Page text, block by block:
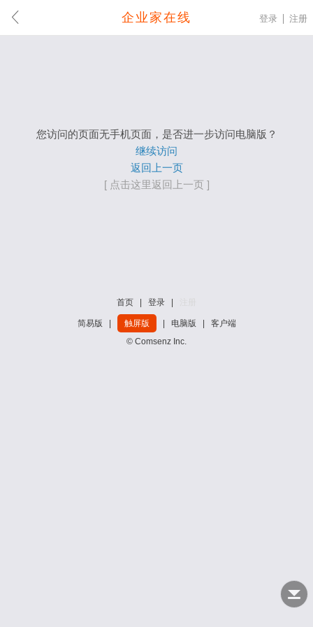
企业家在线 登录 注册
您访问的页面无手机页面，是否进一步访问电脑版？
继续访问
返回上一页
[ 点击这里返回上一页 ]
首页 登录
简易版 触屏版 电脑版
客户端
© Comsenz Inc.